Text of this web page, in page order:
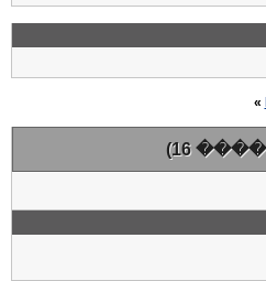
»